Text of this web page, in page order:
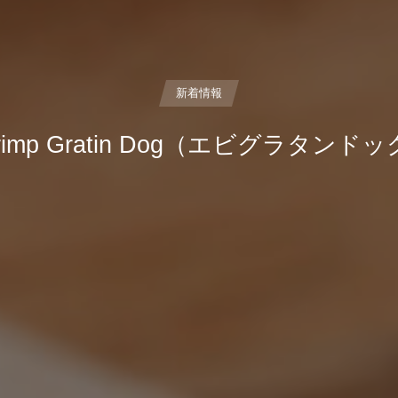
新着情報
Gratin Dog（エビグラタンドッ